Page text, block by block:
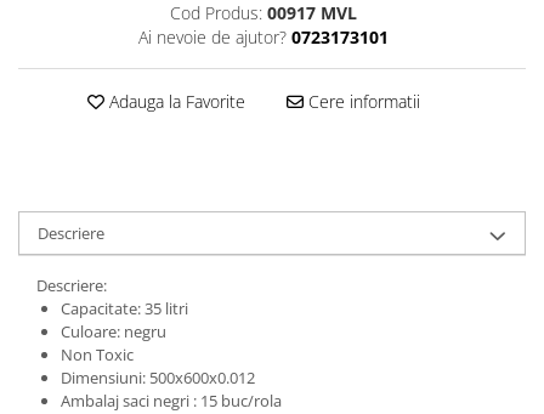
Cod Produs: 00917 MVL
Ai nevoie de ajutor? 0723173101
Adauga la Favorite Cere informatii
Descriere
Descriere:
Capacitate: 35 litri
Culoare: negru
Non Toxic
Dimensiuni: 500x600x0.012
Ambalaj saci negri : 15 buc/rola